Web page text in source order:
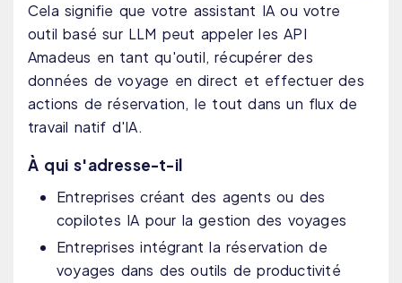
Cela signifie que votre assistant IA ou votre
outil basé sur LLM peut appeler les API
Amadeus en tant qu'outil, récupérer des
données de voyage en direct et effectuer des
actions de réservation, le tout dans un flux de
travail natif d'IA.
À qui s'adresse-t-il
Entreprises créant des agents ou des
copilotes IA pour la gestion des voyages
Entreprises intégrant la réservation de
voyages dans des outils de productivité